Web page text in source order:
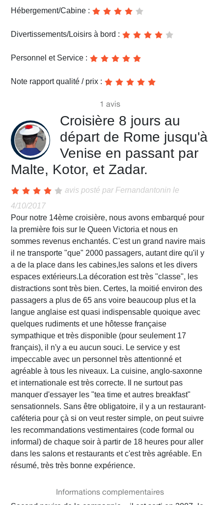
Hébergement/Cabine :
Divertissements/Loisirs à bord :
Personnel et Service :
Note rapport qualité / prix :
1 avis
Croisière 8 jours au
départ de Rome jusqu'à
Venise en passant par
Malte, Kotor, et Zadar.
avis posté par Fernandantonin le
4/10/2017
Pour notre 14ème croisière, nous avons embarqué pour
la première fois sur le Queen Victoria et nous en
sommes revenus enchantés. C'est un grand navire mais
il ne transporte "que" 2000 passagers, autant dire qu'il y
a de la place dans les cabines,les salons et les divers
espaces extérieurs.La décoration est très "classe", les
distractions sont très bien. Certes, la moitié environ des
passagers a plus de 65 ans voire beaucoup plus et la
langue anglaise est quasi indispensable quoique avec
quelques rudiments et une hôtesse française
sympathique et très disponible (pour seulement 17
français), il n'y a eu aucun souci. Le service y est
impeccable avec un personnel très attentionné et
agréable à tous les niveaux. La cuisine, anglo-saxonne
et internationale est très correcte. Il ne surtout pas
manquer d'essayer les "tea time et autres breakfast"
sensationnels. Sans être obligatoire, il y a un restaurant-
caféteria pour çà si on veut rester simple, on peut suivre
les recommandations vestimentaires (code formal ou
informal) de chaque soir à partir de 18 heures pour aller
dans les salons et restaurants et c'est très agréable. En
résumé, très très bonne expérience.
Informations complementaires